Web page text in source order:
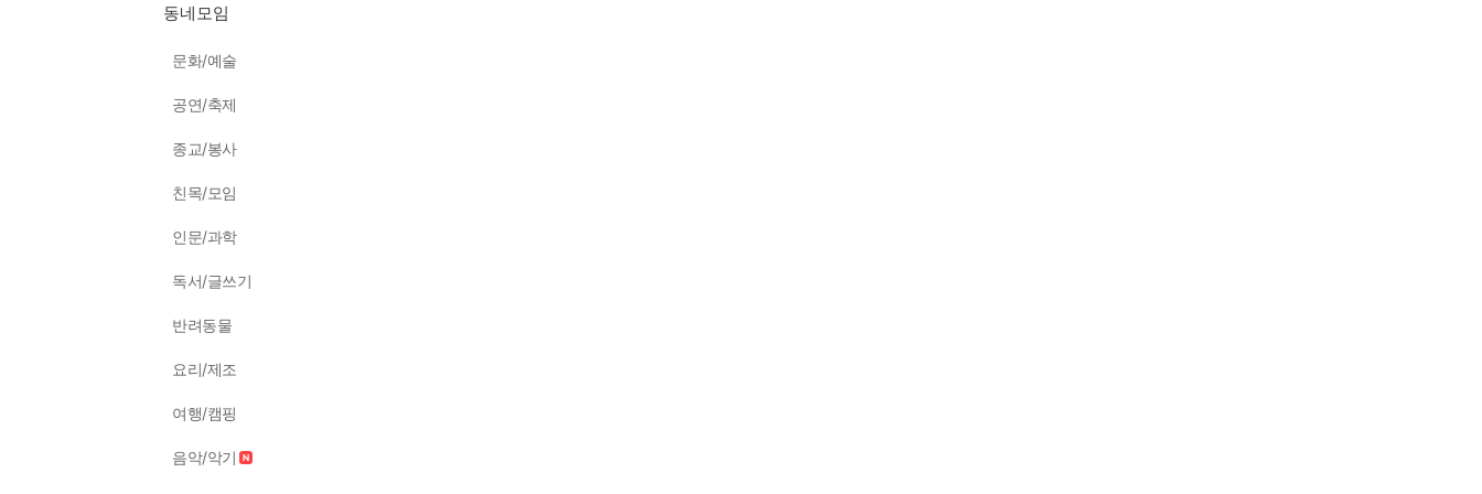
동네모임
문화/예술
공연/축제
종교/봉사
친목/모임
인문/과학
독서/글쓰기
반려동물
요리/제조
여행/캠핑
음악/악기